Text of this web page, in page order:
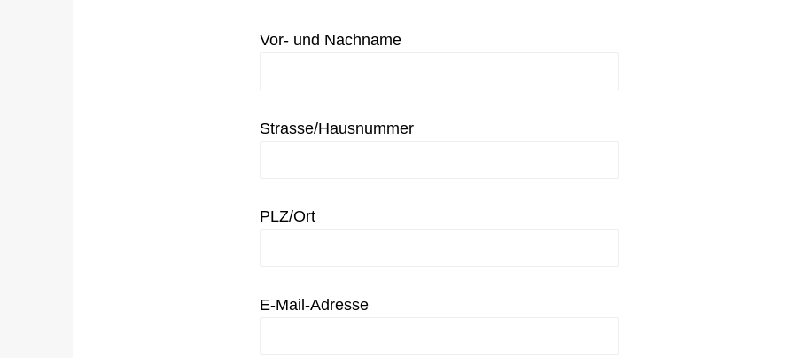
Vor- und Nachname
Strasse/Hausnummer
PLZ/Ort
E-Mail-Adresse